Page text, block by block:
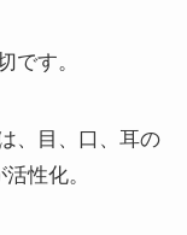
です。
、目、口、耳の
性化。